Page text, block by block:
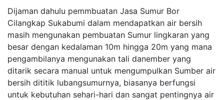
Dijaman dahulu pemmbuatan Jasa Sumur Bor
Cilangkap Sukabumi dalam mendapatkan air bersih
masih mengunakan pembuatan Sumur lingkaran yang
besar dengan kedalaman 10m hingga 20m yang mana
pengambilanya mengunakan tali danember yang
ditarik secara manual untuk mengumpulkan Sumber air
bersih dititik lubangsumurnya, biasanya berfungsi
untuk kebutuhan sehari-hari dan sangat pentingnya air